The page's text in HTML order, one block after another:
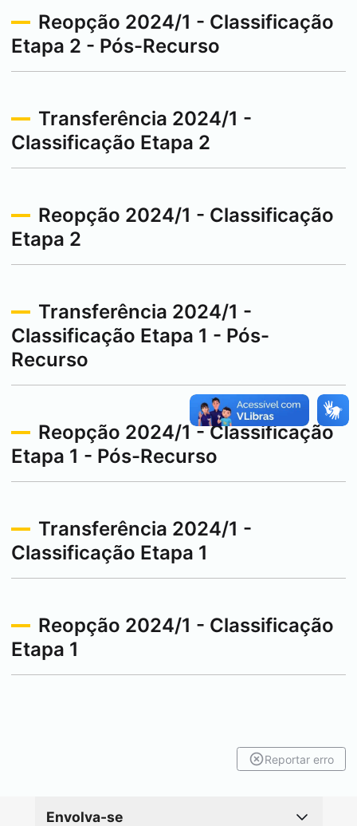
Reopção 2024/1 - Classificação
Etapa 2 - Pós-Recurso
Transferência 2024/1 -
Classificação Etapa 2
Reopção 2024/1 - Classificação
Etapa 2
Transferência 2024/1 -
Classificação Etapa 1 - Pós-
Recurso
Reopção 2024/1 - Classificação
Etapa 1 - Pós-Recurso
Transferência 2024/1 -
Classificação Etapa 1
Reopção 2024/1 - Classificação
Etapa 1
Reportar erro
Envolva-se